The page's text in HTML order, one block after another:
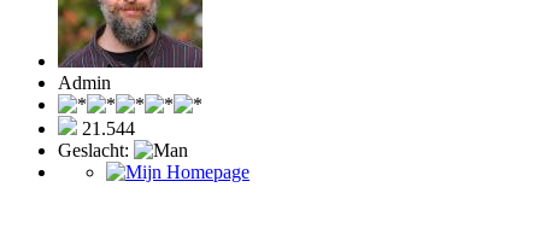
Admin
21.544
Geslacht: